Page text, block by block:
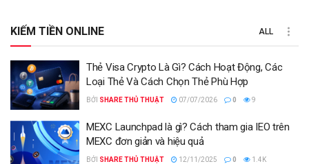
KIẾM TIỀN ONLINE ALL
Thẻ Visa Crypto Là Gì? Cách Hoạt Động, Các
Loại Thẻ Và Cách Chọn Thẻ Phù Hợp
BỞI SHARE THỦ THUẬT 07/07/2026 0 9
MEXC Launchpad là gì? Cách tham gia IEO trên
MEXC đơn giản và hiệu quả
BỞI SHARE THỦ THUẬT 12/11/2025 0 1.4K